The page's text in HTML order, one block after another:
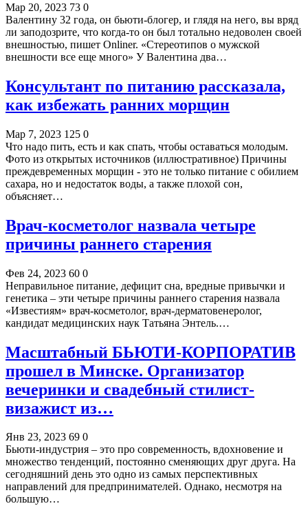
Мар 20, 2023 73 0
Валентину 32 года, он бьюти-блогер, и глядя на него, вы вряд
ли заподозрите, что когда-то он был тотально недоволен своей
внешностью, пишет Onliner. «Стереотипов о мужской
внешности все еще много» У Валентина два…
Консультант по питанию рассказала,
как избежать ранних морщин
Мар 7, 2023 125 0
Что надо пить, есть и как спать, чтобы оставаться молодым.
Фото из открытых источников (иллюстративное) Причины
преждевременных морщин - это не только питание с обилием
сахара, но и недостаток воды, а также плохой сон,
объясняет…
Врач-косметолог назвала четыре
причины раннего старения
Фев 24, 2023 60 0
Неправильное питание, дефицит сна, вредные привычки и
генетика – эти четыре причины раннего старения назвала
«Известиям» врач-косметолог, врач-дерматовенеролог,
кандидат медицинских наук Татьяна Энтель.…
Масштабный БЬЮТИ-КОРПОРАТИВ
прошел в Минске. Организатор
вечеринки и свадебный стилист-
визажист из…
Янв 23, 2023 69 0
Бьюти-индустрия – это про современность, вдохновение и
множество тенденций, постоянно сменяющих друг друга. На
сегодняшний день это одно из самых перспективных
направлений для предпринимателей. Однако, несмотря на
большую…